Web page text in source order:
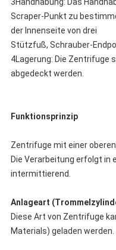
Scraper-Punkt zu
der Innenseite von drei
Stützfuß, Schrauber-
4Lagerung: Die Zentrifuge
abgedeckt werden.
Funktionsprinzip
Zentrifuge mit einer
Die Verarbeitung erfolgt
intermittierend.
Anlageart
Diese Art von Zentrifuge
Materials) geladen werden.